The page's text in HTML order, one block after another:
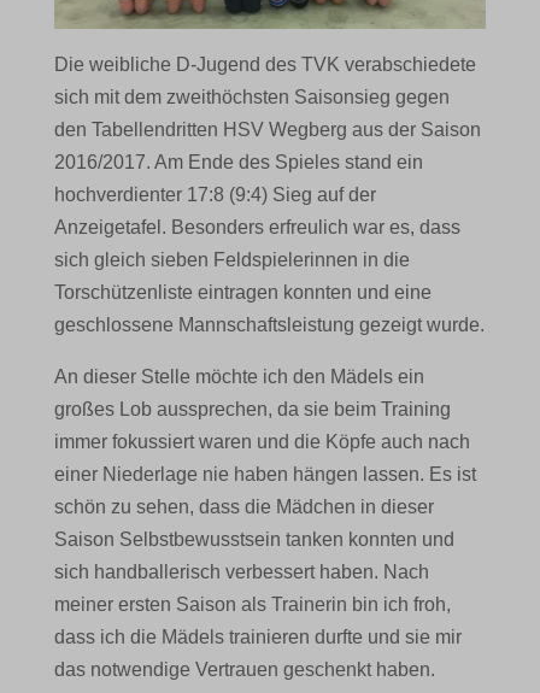
Die weibliche D-Jugend des TVK verabschiedete
sich mit dem zweithöchsten Saisonsieg gegen
den Tabellendritten HSV Wegberg aus der Saison
2016/2017. Am Ende des Spieles stand ein
hochverdienter 17:8 (9:4) Sieg auf der
Anzeigetafel. Besonders erfreulich war es, dass
sich gleich sieben Feldspielerinnen in die
Torschützenliste eintragen konnten und eine
geschlossene Mannschaftsleistung gezeigt wurde.
An dieser Stelle möchte ich den Mädels ein
großes Lob aussprechen, da sie beim Training
immer fokussiert waren und die Köpfe auch nach
einer Niederlage nie haben hängen lassen. Es ist
schön zu sehen, dass die Mädchen in dieser
Saison Selbstbewusstsein tanken konnten und
sich handballerisch verbessert haben. Nach
meiner ersten Saison als Trainerin bin ich froh,
dass ich die Mädels trainieren durfte und sie mir
das notwendige Vertrauen geschenkt haben.